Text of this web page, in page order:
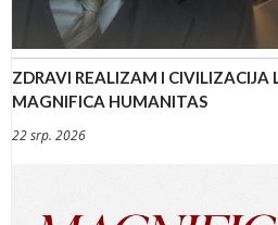
ZDRAVI REALIZAM I CIVILIZACIJA
MAGNIFICA HUMANITAS
22 srp. 2026